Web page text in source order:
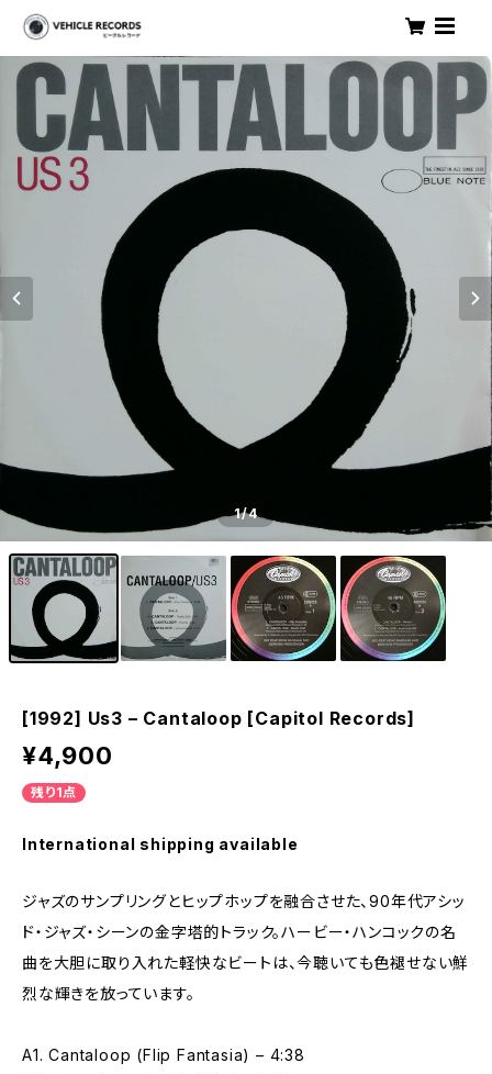
1/4
[1992] Us3 – Cantaloop [Capitol Records]
¥4,900
残り1点
International shipping available
ジャズのサンプリングとヒップホップを融合させた、90年代アシッ
ド・ジャズ・シーンの金字塔的トラック。ハービー・ハンコックの名
曲を大胆に取り入れた軽快なビートは、今聴いても色褪せない鮮
烈な輝きを放っています。
A1. Cantaloop (Flip Fantasia) – 4:38